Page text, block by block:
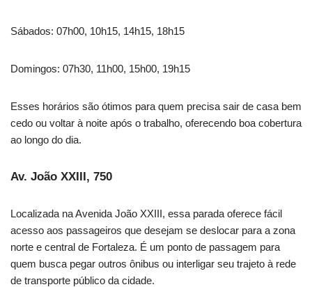
Sábados: 07h00, 10h15, 14h15, 18h15
Domingos: 07h30, 11h00, 15h00, 19h15
Esses horários são ótimos para quem precisa sair de casa bem
cedo ou voltar à noite após o trabalho, oferecendo boa cobertura
ao longo do dia.
Av. João XXIII, 750
Localizada na Avenida João XXIII, essa parada oferece fácil
acesso aos passageiros que desejam se deslocar para a zona
norte e central de Fortaleza. É um ponto de passagem para
quem busca pegar outros ônibus ou interligar seu trajeto à rede
de transporte público da cidade.